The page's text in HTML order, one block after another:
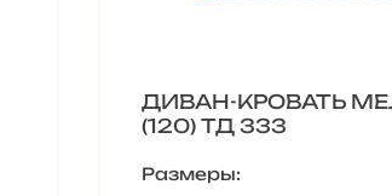
ДИВАН-КРОВАТЬ
(120) ТД 333
Размеры: